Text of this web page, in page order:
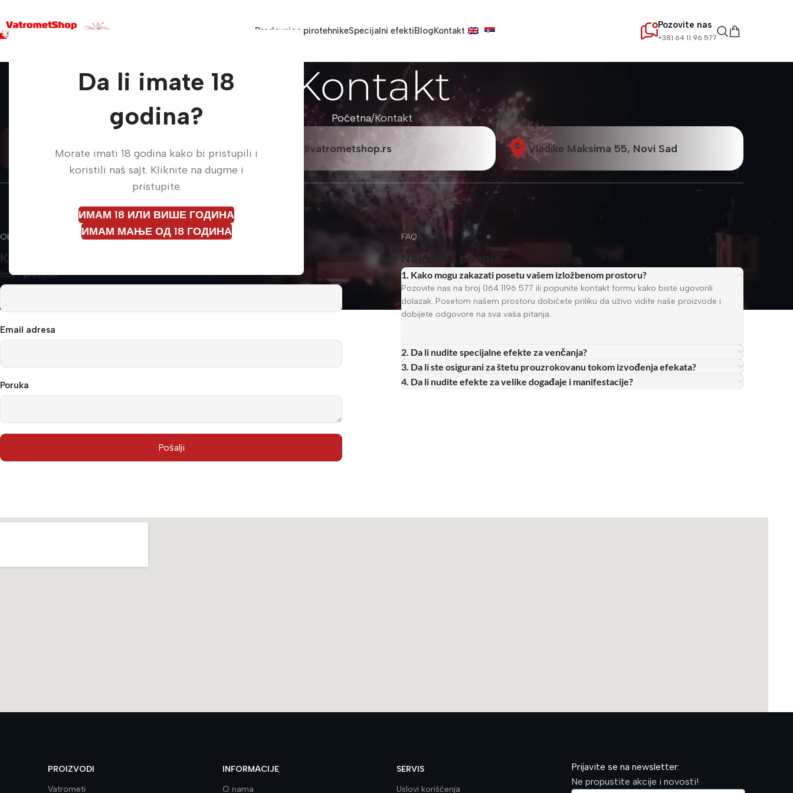
Da li imate 18
godina?
Morate imati 18 godina kako bi pristupili i
koristili naš sajt. Kliknite na dugme i
pristupite.
ИМАМ 18 ИЛИ ВИШЕ ГОДИНА
ИМАМ МАЊЕ ОД 18 ГОДИНА
Prodavnica pirotehnikeSpecijalni efektiBlogKontakt
Pozovite nas
+381 64 11 96 577
Kontakt
Početna Kontakt
+381 64 11 96 577 info@vatrometshop.rs Vladike Maksima 55, Novi Sad
FAQ
Najčešća pitanja
1. Kako mogu zakazati posetu vašem izložbenom prostoru?
Pozovite nas na broj 064 1196 577 ili popunite kontakt formu kako biste ugovorili
dolazak. Posetom našem prostoru dobićete priliku da uživo vidite naše proizvode i
dobijete odgovore na sva vaša pitanja.
2. Da li nudite specijalne efekte za venčanja?
3. Da li ste osigurani za štetu prouzrokovanu tokom izvođenja efekata?
4. Da li nudite efekte za velike događaje i manifestacije?
Obratite nam se i zajedno ćemo stvoriti nezaboravne trenutke.
KONTAKTIRAJTE NAS
Ime i prezime
Email adresa
Poruka
Pošalji
PROIZVODI
Vatrometi
INFORMACIJE
O nama
SERVIS
Uslovi korišćenja
Prijavite se na newsletter:
Ne propustite akcije i novosti!